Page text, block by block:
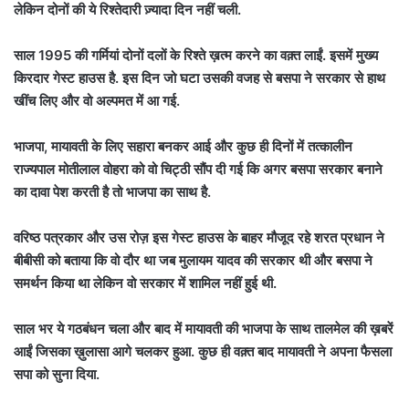
लेकिन दोनों की ये रिश्तेदारी ज़्यादा दिन नहीं चली.
साल 1995 की गर्मियां दोनों दलों के रिश्ते ख़त्म करने का वक़्त लाईं. इसमें मुख्य
किरदार गेस्ट हाउस है. इस दिन जो घटा उसकी वजह से बसपा ने सरकार से हाथ
खींच लिए और वो अल्पमत में आ गई.
भाजपा, मायावती के लिए सहारा बनकर आई और कुछ ही दिनों में तत्कालीन
राज्यपाल मोतीलाल वोहरा को वो चिट्ठी सौंप दी गई कि अगर बसपा सरकार बनाने
का दावा पेश करती है तो भाजपा का साथ है.
वरिष्ठ पत्रकार और उस रोज़ इस गेस्ट हाउस के बाहर मौजूद रहे शरत प्रधान ने
बीबीसी को बताया कि वो दौर था जब मुलायम यादव की सरकार थी और बसपा ने
समर्थन किया था लेकिन वो सरकार में शामिल नहीं हुई थी.
साल भर ये गठबंधन चला और बाद में मायावती की भाजपा के साथ तालमेल की ख़बरें
आईं जिसका ख़ुलासा आगे चलकर हुआ. कुछ ही वक़्त बाद मायावती ने अपना फैसला
सपा को सुना दिया.